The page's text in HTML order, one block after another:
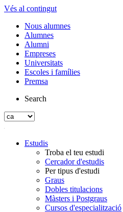
Vés al contingut
Nous alumnes
Alumnes
Alumni
Empreses
Universitats
Escoles i famílies
Premsa
Search
Estudis
Troba el teu estudi
Cercador d'estudis
Per tipus d'estudi
Graus
Dobles titulacions
Màsters i Postgraus
Cursos d'especialització